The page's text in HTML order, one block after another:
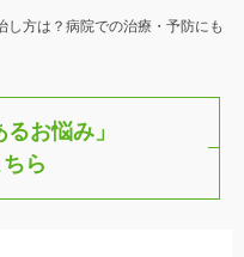
し方は？病院での治療・予防にも
お悩み」
ら